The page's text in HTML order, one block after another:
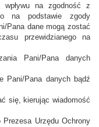
wpływu na zgodność z
na podstawie zgody
Pana dane mogą zostać
przewidzianego na
Pani/Pana danych
Pani/Pana danych bądź
się, kierując wiadomość
Urzędu Ochrony